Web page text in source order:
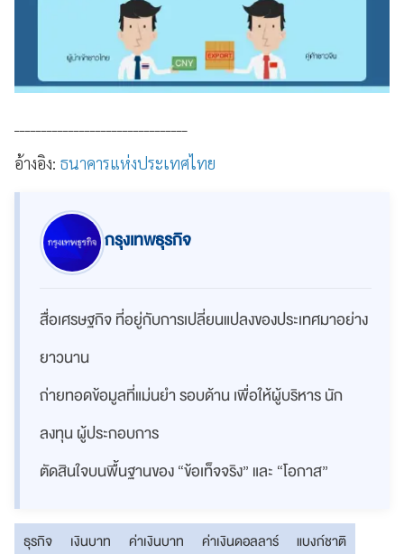
อ้างอิง: ธนาคารแห่งประเทศไทย
กรุงเทพธุรกิจ
สื่อเศรษฐกิจ ที่อยู่กับการเปลี่ยนแปลงของประเทศมาอย่าง
ยาวนาน
ถ่ายทอดข้อมูลที่แม่นยำ รอบด้าน เพื่อให้ผู้บริหาร นัก
ลงทุน ผู้ประกอบการ
ตัดสินใจบนพื้นฐานของ “ข้อเท็จจริง” และ “โอกาส”
ธุรกิจ เงินบาท ค่าเงินบาท ค่าเงินดอลลาร์
แบงก์ชาติ